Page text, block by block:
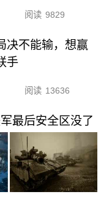
阅读 9829
决不能输，想赢
手
阅读 13636
最后安全区没了